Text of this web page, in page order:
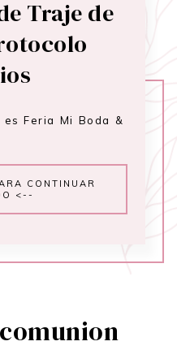
Traje de
Feria Mi Boda &
CONTINUAR
<--